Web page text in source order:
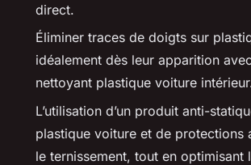
direct.
Éliminer traces de doigts sur
idéalement dès leur apparition
nettoyant plastique voiture
L’utilisation d’un produit anti-
plastique voiture et de protections
le ternissement, tout en optimisant